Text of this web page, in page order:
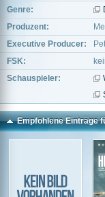
Genre:
Produzent:
Executive Producer:
FSK:
Schauspieler:
Empfohlene Einträge